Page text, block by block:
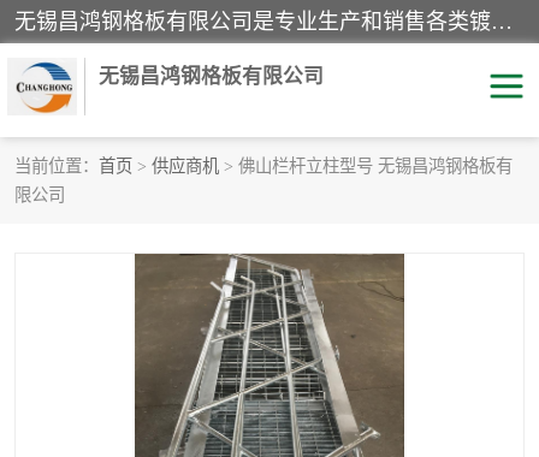
无锡昌鸿钢格板有限公司是专业生产和销售各类镀锌钢格板、镀锌钢格栅、不锈钢钢格及其相关产品的现代化企业。公司产品广泛运用于石油、化工、港口、电力、运输、造纸、医药、钢铁、食品、市政、房地产、制造业等各个领域。
无锡昌鸿钢格板有限公司
当前位置： 首页 > 供应商机 > 佛山栏杆立柱型号 无锡昌鸿钢格板有
限公司
镀锌钢格板
水沟盖板
钢格栅
钢格板
复合钢格板